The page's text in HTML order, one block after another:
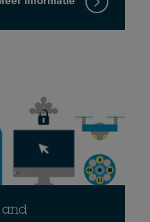
and